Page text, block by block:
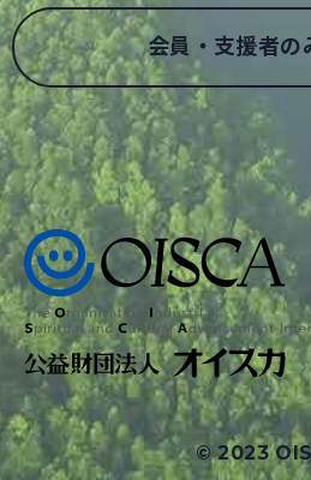
会員・支援者の
© 2023